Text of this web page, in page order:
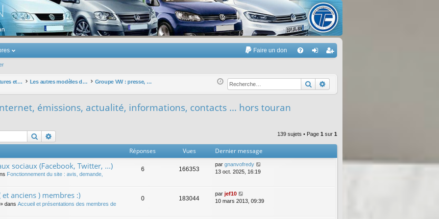
Touran
Faire un don
Q ne
xi
nr
eg
r
Les autres voitures et ce qui touche à la voiture Les autres modèles du groupe VW Groupe VW : presse, sites internet, émissions, actualité, informations, contacts ... hors touran Rechercher
émissions, actualité, informations, contacts ... hors touran
Rechercher 139 sujets • Page 1 sur 1
Réponses Vues Dernier message
sociaux (Facebook, Twitter, ...)
Fonctionnement du site : avis, demande,
6 166353
par gnanvofredy
13 oct. 2025, 16:19
anciens ) membres :)
» dans Accueil et présentations des membres de
0 183044
par jef10
10 mars 2013, 09:39